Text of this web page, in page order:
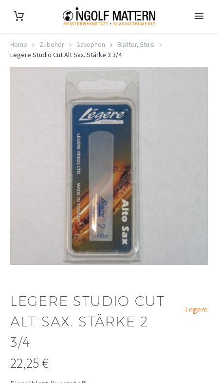
Home Zubehör Saxophon
Blätter, Etuis
Legere Studio Cut Alt Sax. Stärke 2 3/4
LEGERE STUDIO CUT
ALT SAX. STÄRKE 2
3/4
Legere
22,25 €